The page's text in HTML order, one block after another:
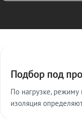
Подбор под
По нагрузке,
изоляция